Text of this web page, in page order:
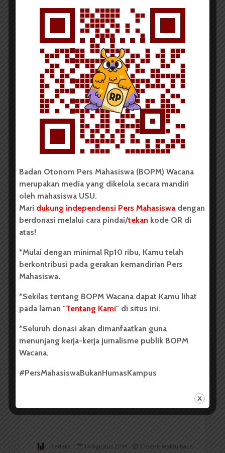
Dhira : Pentingnya Narasi Baru
Tentang Ganja
Redaksi 20 Agustus 2019 2 menit waktu baca
BERITA KOTA
LGN Medan Adakan Seminar
Nasional
BERITA KAMPUS
Yael Stefani : Hari Ini Sidang
Perdana Gugatan SUARA USU
Redaksi 14 Agustus 2019 2 menit waktu baca
Badan Otonom Pers Mahasiswa (BOPM) Wacana
merupakan media yang dikelola secara mandiri
oleh mahasiswa USU.
Mari dukung independensi Pers Mahasiswa dengan
berdonasi melalui cara pindai/tekan kode QR di
atas!
*Mulai dengan minimal Rp10 ribu, Kamu telah
berkontribusi pada gerakan kemandirian Pers
Mahasiswa.
*Sekilas tentang BOPM Wacana dapat Kamu lihat
pada laman "Tentang Kami" di situs ini.
*Seluruh donasi akan dimanfaatkan guna
menunjang kerja-kerja jurnalisme publik BOPM
Wacana.
#PersMahasiswaBukanHumasKampus